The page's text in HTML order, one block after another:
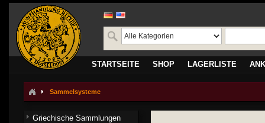
STARTSEITE SHOP LAGERLISTE
Sammelsysteme
Griechische Sammlungen